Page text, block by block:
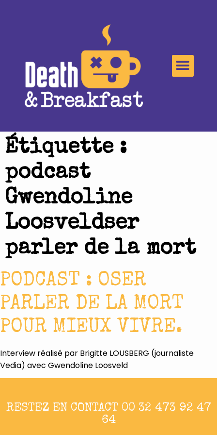
Étiquette :
podcast
Gwendoline
Loosveldser
parler de la mort
PODCAST : OSER
PARLER DE LA MORT
POUR MIEUX VIVRE.
Interview réalisé par Brigitte LOUSBERG (journaliste
Vedia) avec Gwendoline Loosveld
RESTEZ EN CONTACT 00 32 473 92 47
64